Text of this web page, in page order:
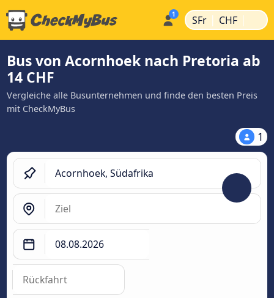
SFr | CHF |
Bus von Acornhoek nach Pretoria ab
14 CHF
Vergleiche alle Busunternehmen und finde den besten Preis
mit CheckMyBus
1